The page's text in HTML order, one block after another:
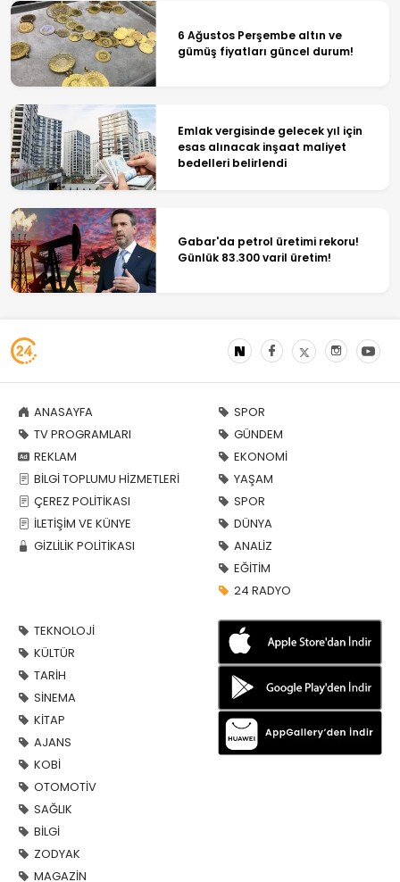
6 Ağustos Perşembe altın ve
gümüş fiyatları güncel durum!
Emlak vergisinde gelecek yıl için
esas alınacak inşaat maliyet
bedelleri belirlendi
Gabar'da petrol üretimi rekoru!
Günlük 83.300 varil üretim!
ANASAYFA
TV PROGRAMLARI
REKLAM
BİLGİ TOPLUMU HİZMETLERİ
ÇEREZ POLİTİKASI
İLETİŞİM VE KÜNYE
GİZLİLİK POLİTİKASI
SPOR
GÜNDEM
EKONOMİ
YAŞAM
SPOR
DÜNYA
ANALİZ
EĞİTİM
24 RADYO
TEKNOLOJİ
KÜLTÜR
TARİH
SİNEMA
KİTAP
AJANS
KOBİ
OTOMOTİV
SAĞLIK
BİLGİ
ZODYAK
MAGAZİN